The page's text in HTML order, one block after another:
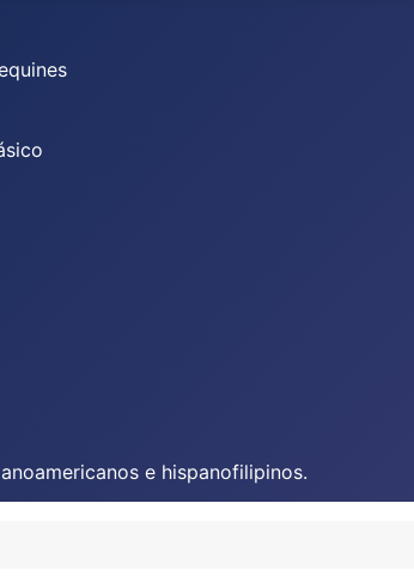
e hispanofilipinos.